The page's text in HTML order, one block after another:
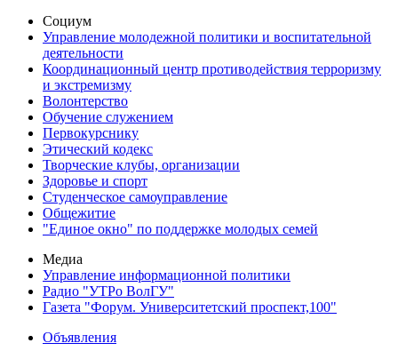
Социум
Управление молодежной политики и воспитательной
деятельности
Координационный центр противодействия терроризму
и экстремизму
Волонтерство
Обучение служением
Первокурснику
Этический кодекс
Творческие клубы, организации
Здоровье и спорт
Студенческое самоуправление
Общежитие
"Единое окно" по поддержке молодых семей
Медиа
Управление информационной политики
Радио "УТРо ВолГУ"
Газета "Форум. Университетский проспект,100"
Объявления